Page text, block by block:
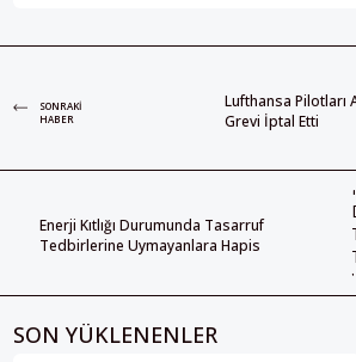
SONRAKI
HABER
Lufthansa Pilotları
Grevi İptal Etti
Enerji Kıtlığı Durumunda Tasarruf
Tedbirlerine Uymayanlara Hapis
SON YÜKLENENLER